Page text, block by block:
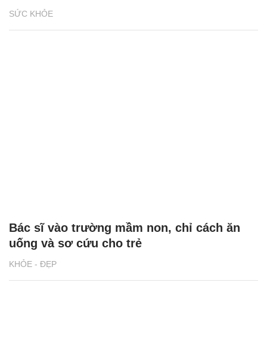
SỨC KHỎE
KHỎE - ĐẸP
Bác sĩ vào trường mầm non, chỉ cách ăn
uống và sơ cứu cho trẻ